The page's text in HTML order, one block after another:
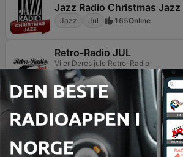
Jazz Radio Christmas Jazz
Jazz Jul 165Online
Retro-Radio JUL
Vi er Deres jule Retro-Radio
Eldre musikk
433 Online